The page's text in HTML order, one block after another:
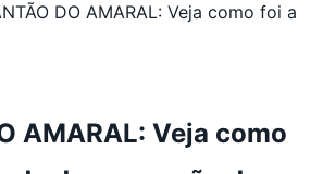
DO AMARAL: Veja como foi a
AMARAL: Veja como